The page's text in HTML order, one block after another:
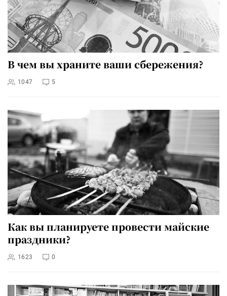
В чем вы храните ваши сбережения?
1047 5
Как вы планируете провести майские
праздники?
1623 0